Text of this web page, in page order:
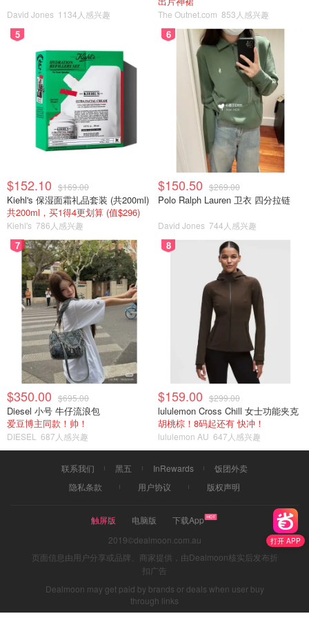
打开 APP
David Jones 1134人感兴趣 The Outnet.com 853人感兴趣
5
$152.10 $169.00
Kiehl's 保湿面霜礼品套装 (共200ml)
共200ml，买1得4更划算 (值$296)
Kiehl's 786人感兴趣
6
$150.50 $269.00
Polo Ralph Lauren 卫衣 四分拉链
David Jones 744人感兴趣
7
$350.00 $695.00
Diesel 小号 牛仔流浪包
爱豆博主同款！帅！
DIESEL 687人感兴趣
8
$159.00 $299.00
lululemon Cross Chill 女士功能夹克
胡桃棕！8码起还有 快冲！
lululemon AU 647人感兴趣
联系我们 黑五 InRewards
饭团外卖
隐私条款
用户协议 版权声明
触屏版 电脑版
下载App
2019©dealmoon.com.au
页面信息由用户分享或品牌、商家提供，由Dealmoon核实后发布折
扣广告
Dealmoon may get paid by brands or deals when user buy
through links